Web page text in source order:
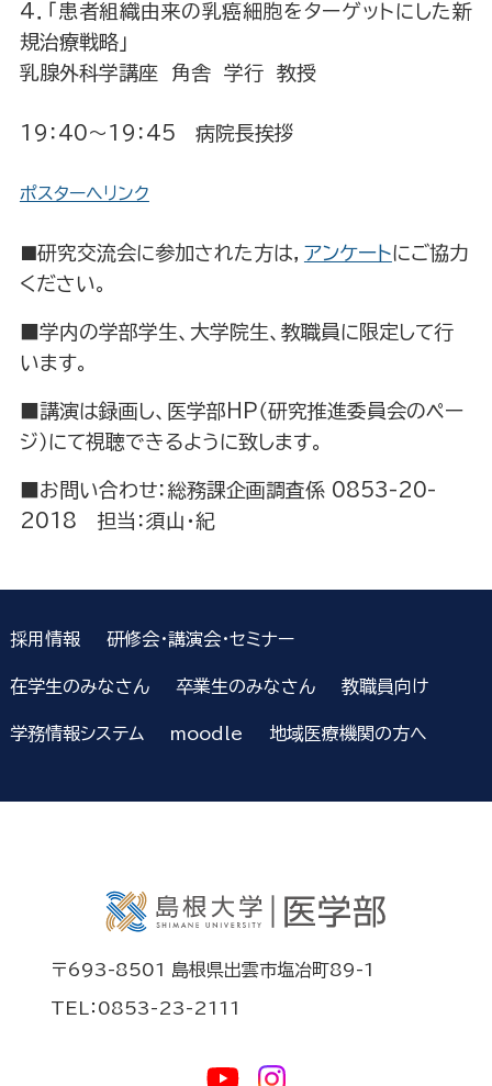
4．「患者組織由来の乳癌細胞をターゲットにした新
規治療戦略」
乳腺外科学講座 角舎 学行 教授
19：40～19：45 病院長挨拶
ポスターへリンク
研究交流会に参加された方は， アンケートにご協力
ください。
■学内の学部学生、大学院生、教職員に限定して行
います。
■講演は録画し、医学部HP（研究推進委員会のペー
ジ）にて視聴できるように致します。
■お問い合わせ：総務課企画調査係 0853-20-
2018 担当：須山・紀
採用情報 研修会・講演会・セミナー
在学生のみなさん 卒業生のみなさん 教職員向け
学務情報システム moodle 地域医療機関の方へ
〒693-8501 島根県出雲市塩冶町89-1
TEL：0853-23-2111